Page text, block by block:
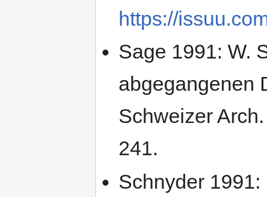
https://
Sage 1991: W.
abgegangenen
Schweizer
241.
Schnyder